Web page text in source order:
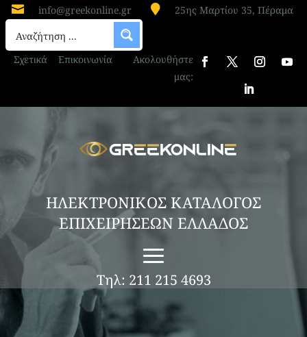
 info@greekonline.gr  25ης Μαρτίου 35, Πέραμα
Σχετικά Επικοινωνία
Ακολουθήστε
μας:
ΗΛΕΚΤΡΟΝΙΚΟΣ ΚΑΤΑΛΟΓΟΣ
ΕΠΙΧΕΙΡΗΣΕΩΝ ΕΛΛΑΔΟΣ
Τηλ: 211 215 4693